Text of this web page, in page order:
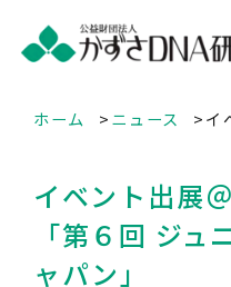
ホーム ニュース イ
イベント出展
「第６回 ジュ
ャパン」